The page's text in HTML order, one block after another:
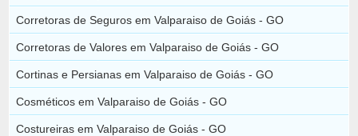
Corretoras de Seguros em Valparaiso de Goiás - GO
Corretoras de Valores em Valparaiso de Goiás - GO
Cortinas e Persianas em Valparaiso de Goiás - GO
Cosméticos em Valparaiso de Goiás - GO
Costureiras em Valparaiso de Goiás - GO